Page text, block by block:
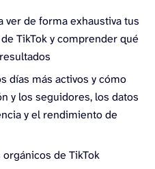
ver de forma exhaustiva tus
TikTok y comprender qué
días más activos y cómo
y los seguidores, los datos
y el rendimiento de
orgánicos de TikTok